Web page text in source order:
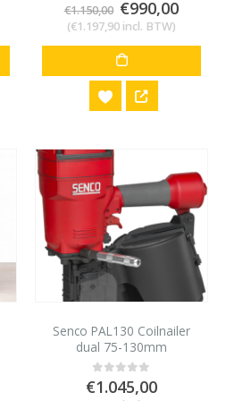
out of 5
€1.150,00
prijs
€1.150,00.
€990,00
(€1.197,90 incl. BTW)
Senco PAL130 Coilnailer
dual 75-130mm
0out of 5
€1.045,00